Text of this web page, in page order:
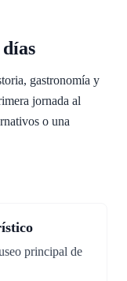
gastronomía y
jornada al
o una
principal de